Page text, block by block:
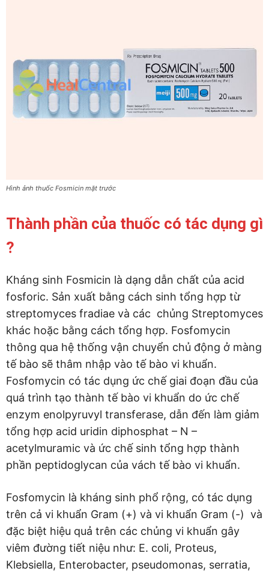
Hình ảnh thuốc Fosmicin mặt trước
Thành phần của thuốc có tác dụng gì
?
Kháng sinh Fosmicin là dạng dẫn chất của acid
fosforic. Sản xuất bằng cách sinh tổng hợp từ
streptomyces fradiae và các chủng Streptomyces
khác hoặc bằng cách tổng hợp. Fosfomycin
thông qua hệ thống vận chuyển chủ động ở màng
tế bào sẽ thâm nhập vào tế bào vi khuẩn.
Fosfomycin có tác dụng ức chế giai đoạn đầu của
quá trình tạo thành tế bào vi khuẩn do ức chế
enzym enolpyruvyl transferase, dẫn đến làm giảm
tổng hợp acid uridin diphosphat – N –
acetylmuramic và ức chế sinh tổng hợp thành
phần peptidoglycan của vách tế bào vi khuẩn.
Fosfomycin là kháng sinh phổ rộng, có tác dụng
trên cả vi khuẩn Gram (+) và vi khuẩn Gram (-) và
đặc biệt hiệu quả trên các chủng vi khuẩn gây
viêm đường tiết niệu như: E. coli, Proteus,
Klebsiella, Enterobacter, pseudomonas, serratia,